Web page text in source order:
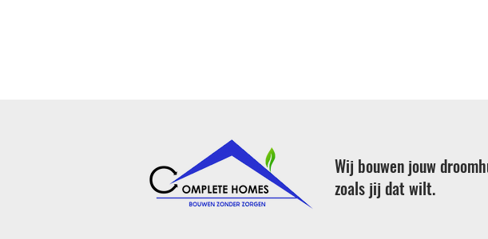
Wij bouwen jouw
zoals jij dat wilt.